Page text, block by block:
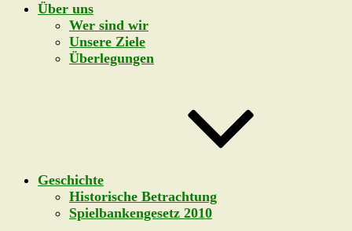
Über uns
Wer sind wir
Unsere Ziele
Überlegungen
Geschichte
Historische Betrachtung
Spielbankengesetz 2010